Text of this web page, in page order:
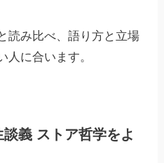
読み比べ、語り方と立場
人に合います。
義 ストア哲学をよ